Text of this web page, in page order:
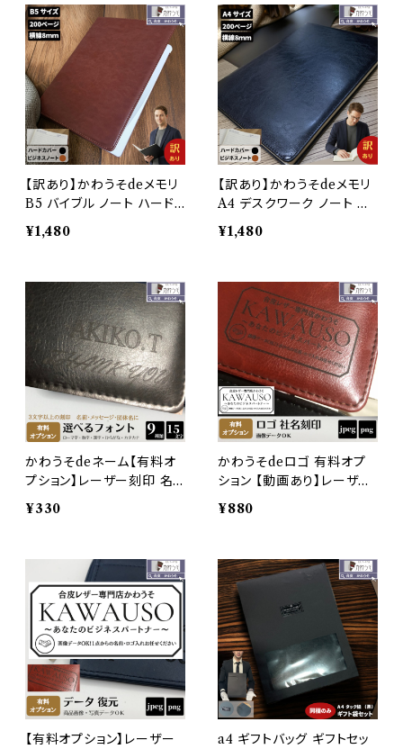
【訳あり】かわうそdeメモリ
B5 バイブル ノート ハード
カバー ｂ5 おしゃれ メモ 持
ち運び 飲食店 高級感 ビジ
odo オフィス ブラック ブラ
ウン メンズ レディース メー
¥1,480
【訳あり】かわうそdeメモリ
A4 デスクワーク ノート ハ
ードカバー a4 おしゃれ メ
モ 持ち運び 飲食店 高級感
革 todo オフィス ブラック
ブラウン メンズ レディース
メール便
¥1,480
かわうそdeネーム【有料オ
プション】レーザー刻印 名
入れ オーダーメイド カスタ
仮名・カタカナ可能） 【代引
決済不可・単体購入不可】
¥330
かわうそdeロゴ 有料オプ
ション 【動画あり】レーザー
刻印 名入れ オーダーメイ
像データ対応 【代引決済不
可・単体購入不可】
¥880
【有料オプション】レーザー
a4 ギフトバッグ ギフトセッ